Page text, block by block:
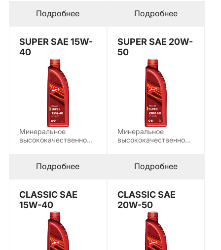
предназначено для
работы…
Подробнее
предназначено для
работы…
Подробнее
SUPER SAE 15W-
40
Минеральное
высококачественное
предназначенное для
смазывания
Подробнее
SUPER SAE 20W-
50
Минеральное
высококачественное
предназначенное для
смазывания
Подробнее
CLASSIC SAE
15W-40
CLASSIC SAE
20W-50